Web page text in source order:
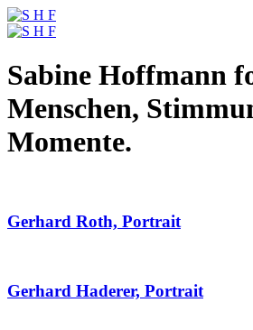
Sabine Hoffmann
Menschen,
Momente.
Gerhard Roth, Portrait
Gerhard Haderer, Portrait